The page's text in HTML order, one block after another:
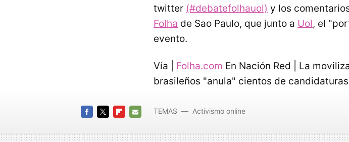
twitter (#debatefolhauol) y los
Folha de Sao Paulo, que junto a Uol, el
evento.
Vía | Folha.com En Nación Red | La
brasileños "anula" cientos de
MAIL
TEMAS Activismo online